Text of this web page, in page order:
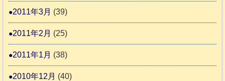
2011年3月 (39)
2011年2月 (25)
2011年1月 (38)
2010年12月 (40)